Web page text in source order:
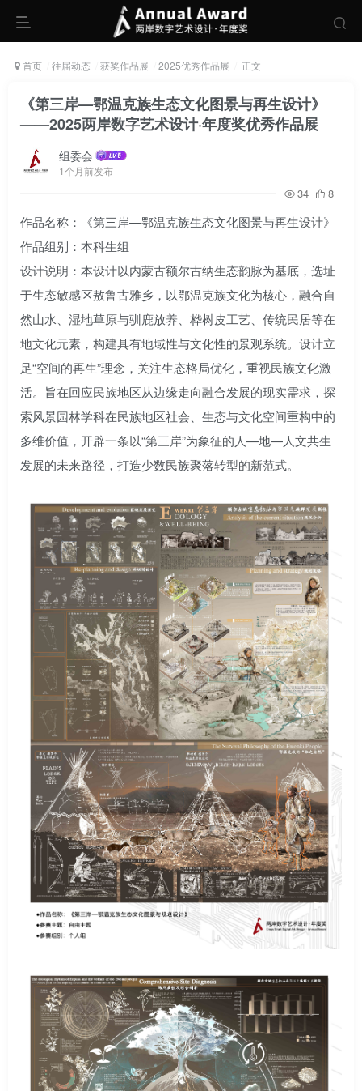
首页 往届动态 获奖作品展 2025优秀作品展 正文
《第三岸—鄂温克族生态文化图景与再生设计》
——2025两岸数字艺术设计·年度奖优秀作品展
组委会
1个月前发布
34 8
作品名称：《第三岸—鄂温克族生态文化图景与再生设计》
作品组别：本科生组
设计说明：本设计以内蒙古额尔古纳生态韵脉为基底，选址
于生态敏感区敖鲁古雅乡，以鄂温克族文化为核心，融合自
然山水、湿地草原与驯鹿放养、桦树皮工艺、传统民居等在
地文化元素，构建具有地域性与文化性的景观系统。设计立
足“空间的再生”理念，关注生态格局优化，重视民族文化激
活。旨在回应民族地区从边缘走向融合发展的现实需求，探
索风景园林学科在民族地区社会、生态与文化空间重构中的
多维价值，开辟一条以“第三岸”为象征的人—地—人文共生
发展的未来路径，打造少数民族聚落转型的新范式。